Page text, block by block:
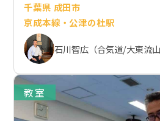
千葉県 成田市
京成本線・公津の杜駅
教室